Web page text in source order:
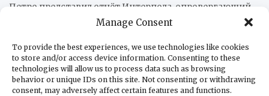
Manage Consent
To provide the best experiences, we use technologies like cookies
to store and/or access device information. Consenting to these
technologies will allow us to process data such as browsing
behavior or unique IDs on this site. Not consenting or withdrawing
consent, may adversely affect certain features and functions.
Петро представил отчёт Интерпола, опровергающий
его связи с наркотрафиком 06.08.2026
локализовать 05.08.2026
Колумбия покинет китайский «Шелковый путь»
05.08.2026
Нам нужен организованный латиноамериканский